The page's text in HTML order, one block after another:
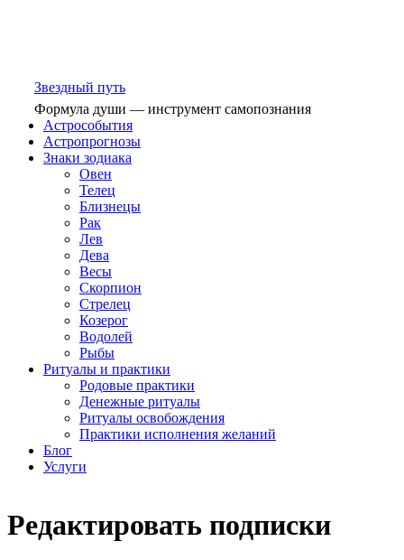
Звездный путь
Формула души — инструмент самопознания
Астрособытия
Астропрогнозы
Знаки зодиака
Овен
Телец
Близнецы
Рак
Лев
Дева
Весы
Скорпион
Стрелец
Козерог
Водолей
Рыбы
Ритуалы и практики
Родовые практики
Денежные ритуалы
Ритуалы освобождения
Практики исполнения желаний
Блог
Услуги
Редактировать подписки